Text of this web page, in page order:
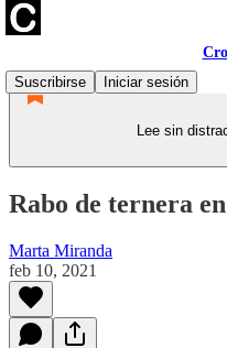
Suscribirse
Iniciar sesión
Lee sin
Rabo de ternera
Marta Miranda
feb 10, 2021